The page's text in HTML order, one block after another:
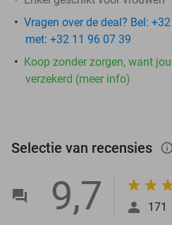
Vragen over de deal? Bel:
met: +32 11 96 07 39
Koop zonder zorgen, want
verzekerd (meer info)
Selectie van recensies
9,7 171